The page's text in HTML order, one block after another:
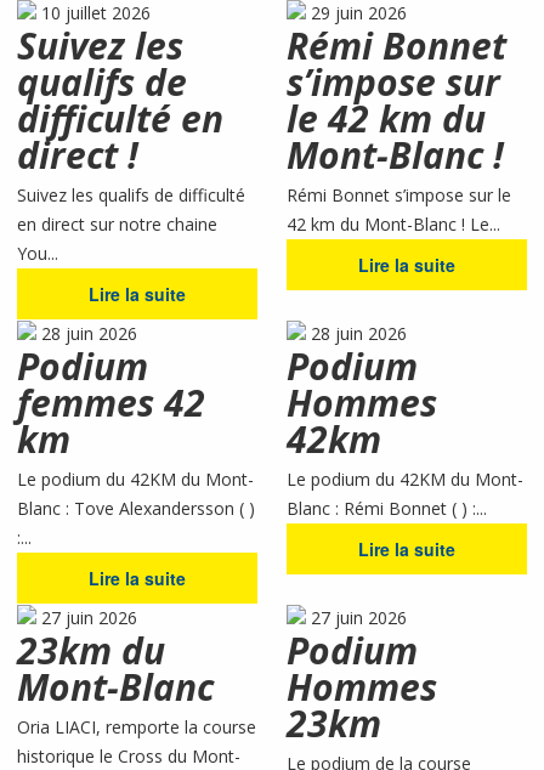
10 juillet 2026
Suivez les
qualifs de
difficulté en
direct !
Suivez les qualifs de difficulté
en direct sur notre chaine
You...
Lire la suite
29 juin 2026
Rémi Bonnet
s’impose sur
le 42 km du
Mont-Blanc !
Rémi Bonnet s’impose sur le
42 km du Mont-Blanc ! Le...
Lire la suite
28 juin 2026
Podium
femmes 42
km
Le podium du 42KM du Mont-
Blanc : Tove Alexandersson ( )
:...
Lire la suite
28 juin 2026
Podium
Hommes
42km
Le podium du 42KM du Mont-
Blanc : Rémi Bonnet ( ) :...
Lire la suite
27 juin 2026
23km du
Mont-Blanc
Oria LIACI, remporte la course
historique le Cross du Mont-
27 juin 2026
Podium
Hommes
23km
Le podium de la course